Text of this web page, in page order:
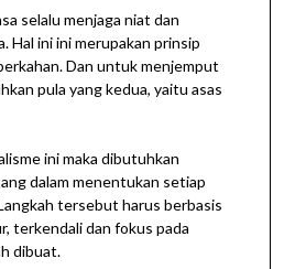
selalu menjaga niat dan
Hal ini ini merupakan prinsip
Dan untuk menjemput
pula yang kedua, yaitu asas
ini maka dibutuhkan
dalam menentukan setiap
tersebut harus berbasis
terkendali dan fokus pada
dibuat.